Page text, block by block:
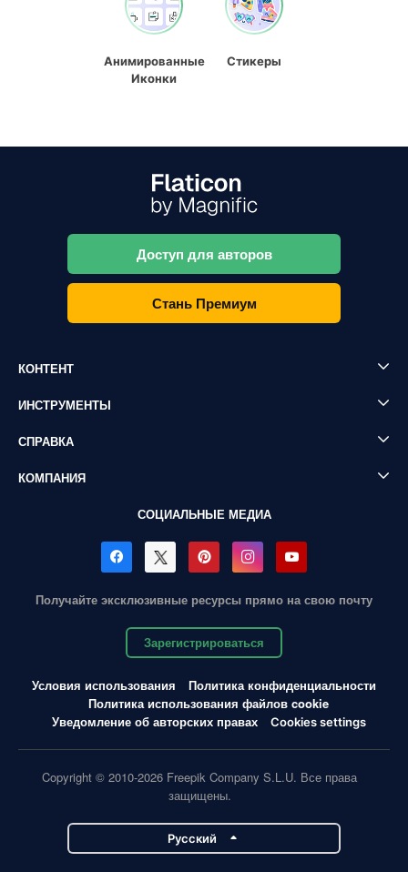
Анимированные
Иконки
Стикеры
Доступ для авторов
Стань Премиум
КОНТЕНТ
ИНСТРУМЕНТЫ
СПРАВКА
КОМПАНИЯ
СОЦИАЛЬНЫЕ МЕДИА
Получайте эксклюзивные ресурсы прямо на свою почту
Зарегистрироваться
Условия использования
Политика конфиденциальности
Политика использования файлов cookie
Уведомление об авторских правах
Cookies settings
Copyright © 2010-2026 Freepik Company S.L.U. Все права
защищены.
Pусский